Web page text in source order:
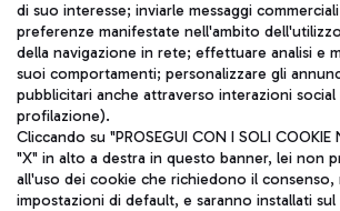
TRAVEL JOURNAL
ITA
di suo interesse; inviarle messaggi
preferenze manifestate nell'ambito
della navigazione in rete; effettuare analisi e
suoi comportamenti; personalizzare gli
pubblicitari anche attraverso interazioni
profilazione).
Cliccando su "PROSEGUI CON I SOLI COOKIE
"X" in alto a destra in questo banner, lei non
all'uso dei cookie che richiedono il consenso,
impostazioni di default, e saranno installati